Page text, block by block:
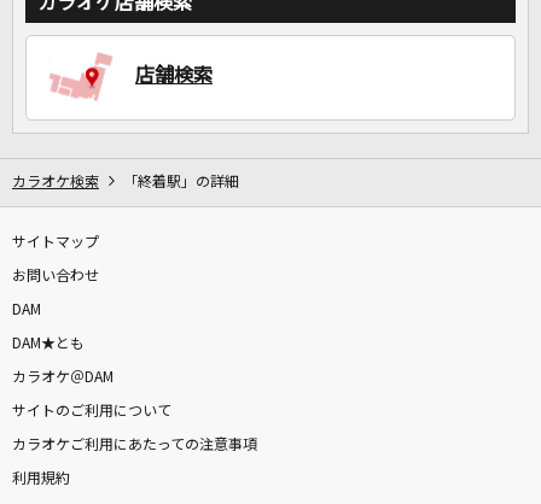
店舗検索
カラオケ検索 「終着駅」の詳細
サイトマップ
お問い合わせ
DAM
DAM★とも
カラオケ＠DAM
サイトのご利用について
カラオケご利用にあたっての注意事項
利用規約